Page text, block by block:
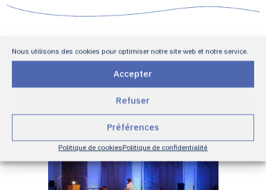
Nous utilisons des cookies pour optimiser notre site web et notre service.
Accepter
Refuser
Préférences
Politique de cookiesPolitique de confidentialité
Vidéo 2025